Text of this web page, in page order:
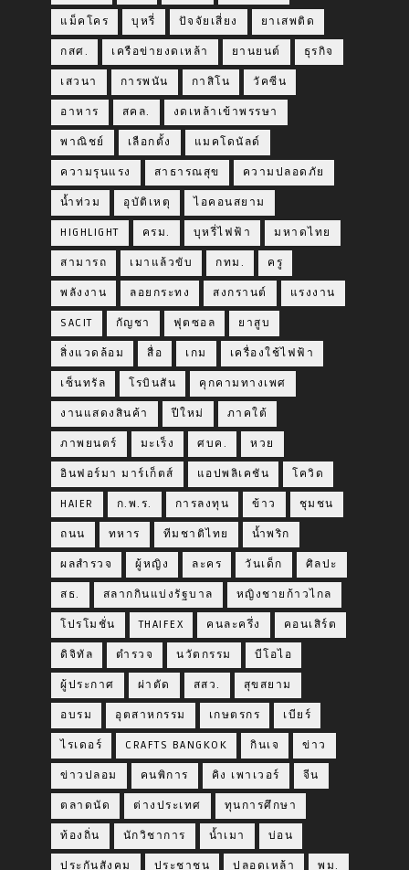
แม็คโคร บุหรี่ ปัจจัยเสี่ยง ยาเสพติด
กสศ. เครือข่ายงดเหล้า ยานยนต์ ธุรกิจ
เสวนา การพนัน กาสิโน วัคซีน
อาหาร สคล. งดเหล้าเข้าพรรษา
พาณิชย์ เลือกตั้ง แมคโดนัลด์
ความรุนแรง สาธารณสุข ความปลอดภัย
น้ำท่วม อุบัติเหตุ ไอคอนสยาม
HIGHLIGHT ครม. บุหรี่ไฟฟ้า มหาดไทย
สามารถ เมาแล้วขับ กทม. ครู
พลังงาน ลอยกระทง สงกรานต์ แรงงาน
SACIT กัญชา ฟุตซอล ยาสูบ
สิ่งแวดล้อม สื่อ เกม เครื่องใช้ไฟฟ้า
เซ็นทรัล โรบินสัน คุกคามทางเพศ
งานแสดงสินค้า ปีใหม่ ภาคใต้
ภาพยนตร์ มะเร็ง ศบค. หวย
อินฟอร์มา มาร์เก็ตส์ แอปพลิเคชัน โควิด
HAIER ก.พ.ร. การลงทุน ข้าว ชุมชน
ถนน ทหาร ทีมชาติไทย น้ำพริก
ผลสำรวจ ผู้หญิง ละคร วันเด็ก ศิลปะ
สธ. สลากกินแบ่งรัฐบาล หญิงชายก้าวไกล
โปรโมชั่น THAIFEX คนละครึ่ง คอนเสิร์ต
ดิจิทัล ตำรวจ นวัตกรรม บีโอไอ
ผู้ประกาศ ผ่าตัด สสว. สุขสยาม
อบรม อุตสาหกรรม เกษตรกร เบียร์
ไรเดอร์ CRAFTS BANGKOK กินเจ ข่าว
ข่าวปลอม คนพิการ คิง เพาเวอร์ จีน
ตลาดนัด ต่างประเทศ ทุนการศึกษา
ท้องถิ่น นักวิชาการ น้ำเมา บ่อน
ประกันสังคม ประชาชน ปลอดเหล้า พม.